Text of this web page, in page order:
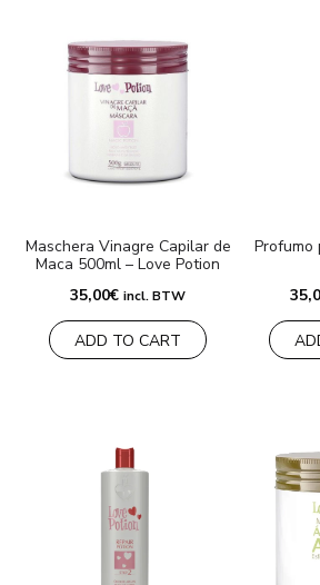
Maschera Vinagre Capilar de
Maca 500ml – Love Potion
35,00€ incl. BTW
ADD TO CART
Profumo